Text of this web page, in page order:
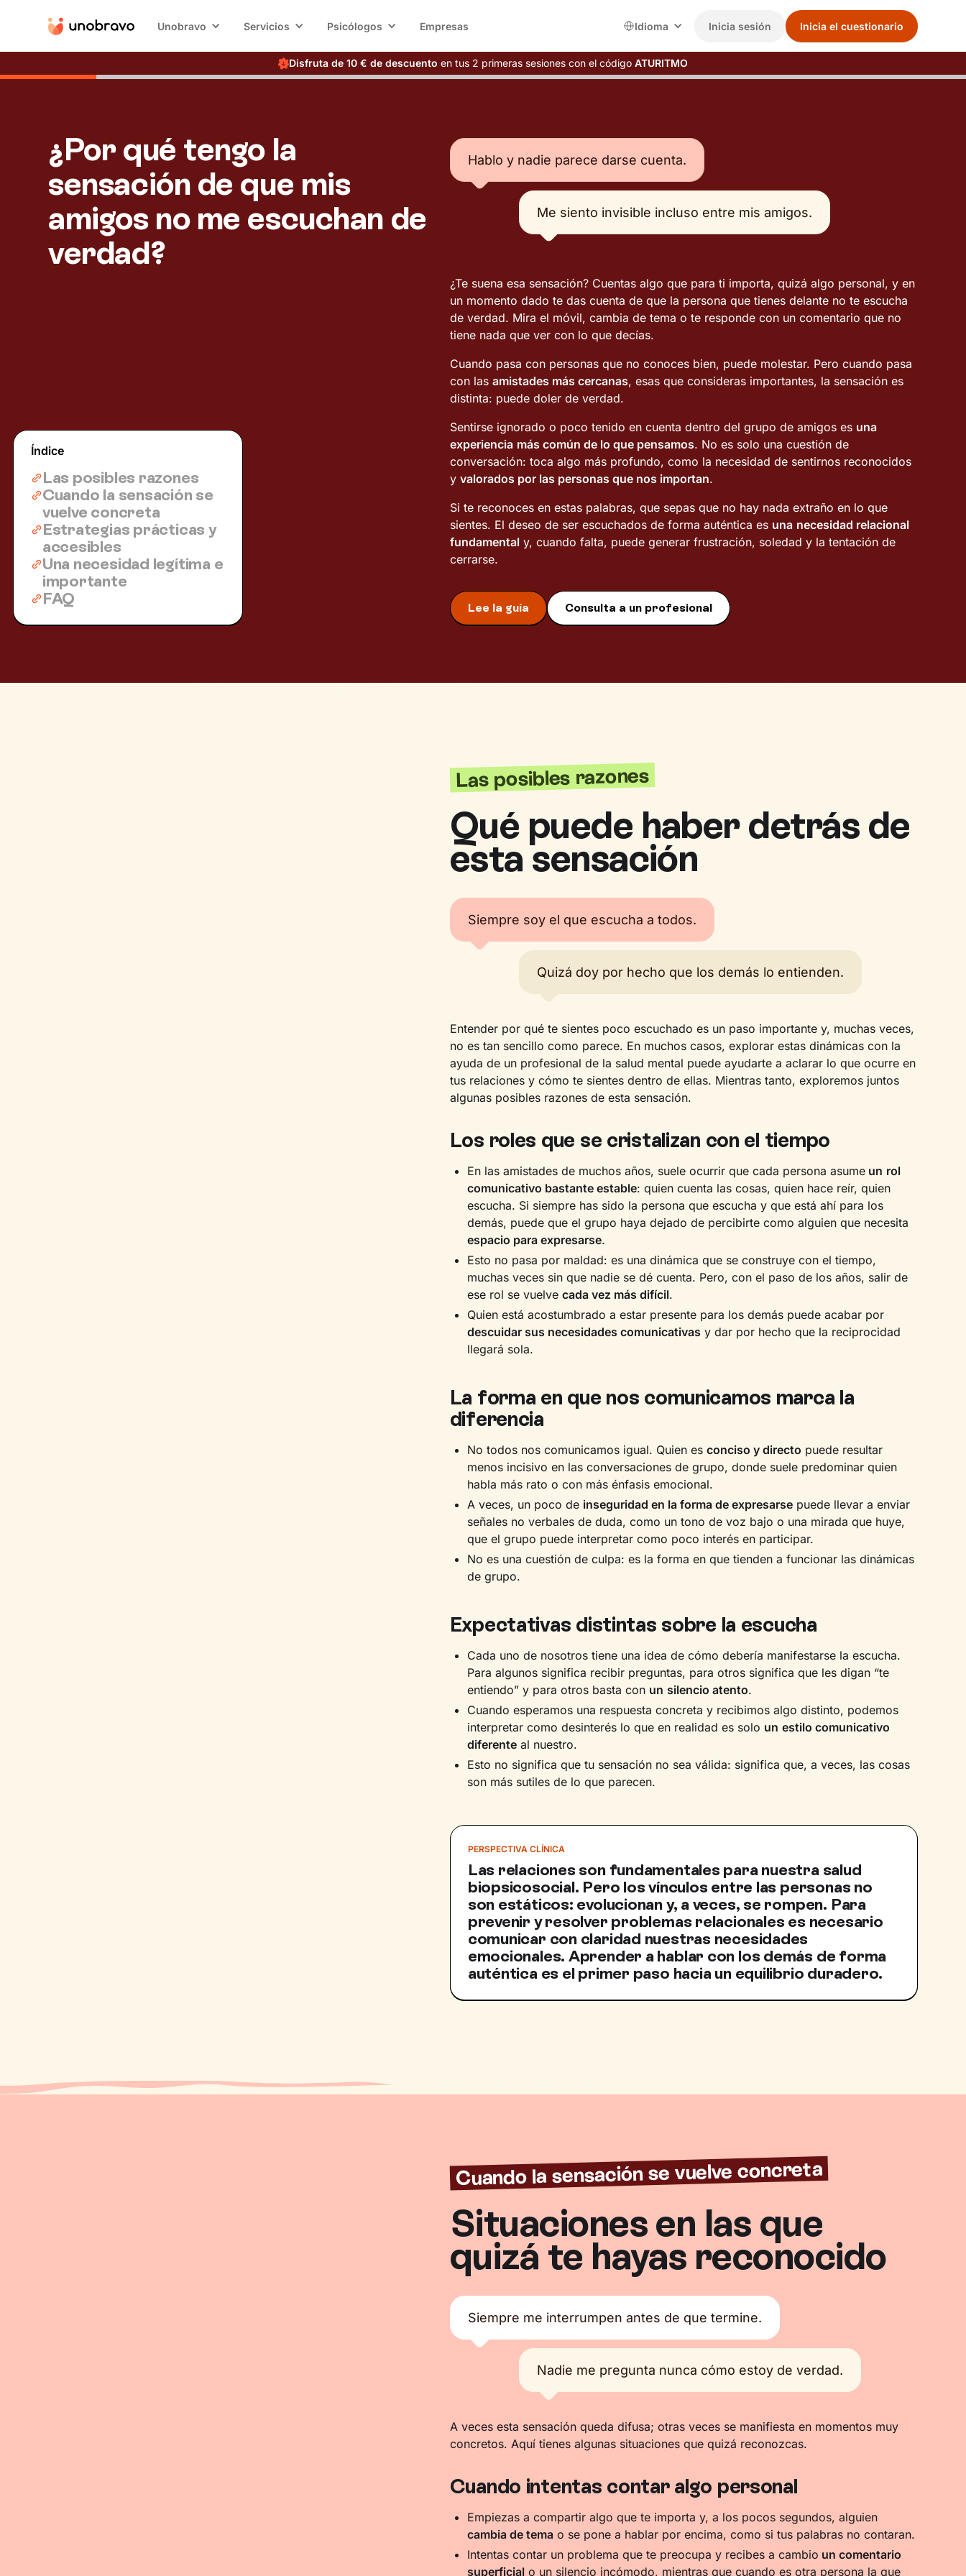
Unobravo Servicios Psicólogos Empresas Idioma Inicia sesión Inicia el cuestionario
Disfruta de 10 € de descuento en tus 2 primeras sesiones con el código ATURITMO
Índice
Las posibles razones
Cuando la sensación se
vuelve concreta
Estrategias prácticas y
accesibles
Una necesidad legítima e
importante
FAQ
¿Por qué tengo la
sensación de que mis
amigos no me escuchan de
verdad?
Hablo y nadie parece darse cuenta.
Me siento invisible incluso entre mis amigos.
¿Te suena esa sensación? Cuentas algo que para ti importa, quizá algo personal, y en
un momento dado te das cuenta de que la persona que tienes delante no te escucha
de verdad. Mira el móvil, cambia de tema o te responde con un comentario que no
tiene nada que ver con lo que decías.
Cuando pasa con personas que no conoces bien, puede molestar. Pero cuando pasa
con las amistades más cercanas, esas que consideras importantes, la sensación es
distinta: puede doler de verdad.
Sentirse ignorado o poco tenido en cuenta dentro del grupo de amigos es una
experiencia más común de lo que pensamos. No es solo una cuestión de
conversación: toca algo más profundo, como la necesidad de sentirnos reconocidos
y valorados por las personas que nos importan.
Si te reconoces en estas palabras, que sepas que no hay nada extraño en lo que
sientes. El deseo de ser escuchados de forma auténtica es una necesidad relacional
fundamentaly, cuando falta, puede generar frustración, soledad y la tentación de
cerrarse.
Lee la guía Consulta a un profesional
Las posibles razones
Qué puede haber detrás de
esta sensación
Siempre soy el que escucha a todos.
Quizá doy por hecho que los demás lo entienden.
Entender por qué te sientes poco escuchado es un paso importante y, muchas veces,
no es tan sencillo como parece. En muchos casos, explorar estas dinámicas con la
ayuda de un profesional de la salud mental puede ayudarte a aclarar lo que ocurre en
tus relaciones y cómo te sientes dentro de ellas. Mientras tanto, exploremos juntos
algunas posibles razones de esta sensación.
Los roles que se cristalizan con el tiempo
En las amistades de muchos años, suele ocurrir que cada persona asumeun rol
comunicativo bastante estable: quien cuenta las cosas, quien hace reír, quien
escucha. Si siempre has sido la persona que escucha y que está ahí para los
demás, puede que el grupo haya dejado de percibirte como alguien que necesita
espacio para expresarse.
Esto no pasa por maldad: es una dinámica que se construye con el tiempo,
muchas veces sin que nadie se dé cuenta. Pero, con el paso de los años, salir de
ese rol se vuelve cada vez más difícil.
Quien está acostumbrado a estar presente para los demás puede acabar por
descuidar sus necesidades comunicativas y dar por hecho que la reciprocidad
llegará sola.
La forma en que nos comunicamos marca la
diferencia
No todos nos comunicamos igual. Quien es conciso y directo puede resultar
menos incisivo en las conversaciones de grupo, donde suele predominar quien
habla más rato o con más énfasis emocional.
A veces, un poco de inseguridad en la forma de expresarsepuede llevar a enviar
señales no verbales de duda, como un tono de voz bajo o una mirada que huye,
que el grupo puede interpretar como poco interés en participar.
No es una cuestión de culpa: es la forma en que tienden a funcionar las dinámicas
de grupo.
Expectativas distintas sobre la escucha
Cada uno de nosotros tiene una idea de cómo debería manifestarse la escucha.
Para algunos significa recibir preguntas, para otros significa que les digan “te
entiendo” y para otros basta con un silencio atento.
Cuando esperamos una respuesta concreta y recibimos algo distinto, podemos
interpretar como desinterés lo que en realidad es solo un estilo comunicativo
diferenteal nuestro.
Esto no significa que tu sensación no sea válida: significa que, a veces, las cosas
son más sutiles de lo que parecen.
PERSPECTIVA CLÍNICA
Las relaciones son fundamentales para nuestra salud
biopsicosocial. Pero los vínculos entre las personas no
son estáticos: evolucionan y, a veces, se rompen. Para
prevenir y resolver problemas relacionales es necesario
comunicar con claridad nuestras necesidades
emocionales. Aprender a hablar con los demás de forma
auténtica es el primer paso hacia un equilibrio duradero.
Cuando la sensación se vuelve concreta
Situaciones en las que
quizá te hayas reconocido
Siempre me interrumpen antes de que termine.
Nadie me pregunta nunca cómo estoy de verdad.
A veces esta sensación queda difusa; otras veces se manifiesta en momentos muy
concretos. Aquí tienes algunas situaciones que quizá reconozcas.
Cuando intentas contar algo personal
Empiezas a compartir algo que te importa y, a los pocos segundos, alguien
cambia de temao se pone a hablar por encima, como si tus palabras no contaran.
Intentas contar un problema que te preocupa y recibes a cambio un comentario
superficialo un silencio incómodo, mientras que cuando es otra persona la que